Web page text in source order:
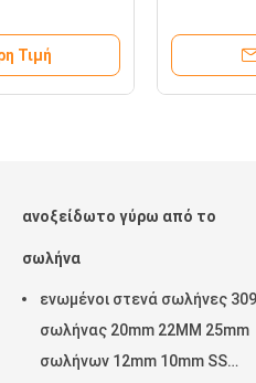
Τιμή
κάμψη
ανοξείδωτο γύρω από το
σωλήνα
ενωμένοι στενά σωλήνες 309
σωλήνας 20mm 22MM 25mm
σωλήνων 12mm 10mm SS